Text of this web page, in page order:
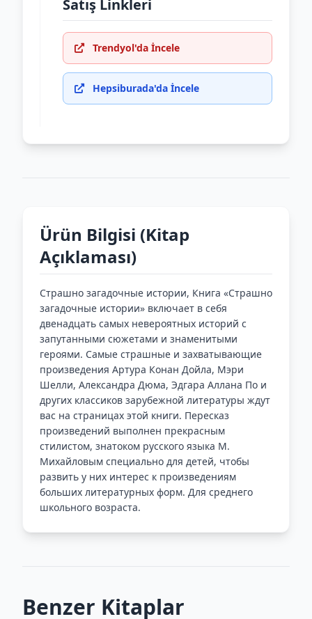
Satış Linkleri
Trendyol'da İncele
Hepsiburada'da İncele
Ürün Bilgisi (Kitap
Açıklaması)
Страшно загадочные истории, Книга «Страшно
загадочные истории» включает в себя
двенадцать самых невероятных историй с
запутанными сюжетами и знаменитыми
героями. Самые страшные и захватывающие
произведения Артура Конан Дойла, Мэри
Шелли, Александра Дюма, Эдгара Аллана По и
других классиков зарубежной литературы ждут
вас на страницах этой книги. Пересказ
произведений выполнен прекрасным
стилистом, знатоком русского языка М.
Михайловым специально для детей, чтобы
развить у них интерес к произведениям
больших литературных форм. Для среднего
школьного возраста.
Benzer Kitaplar